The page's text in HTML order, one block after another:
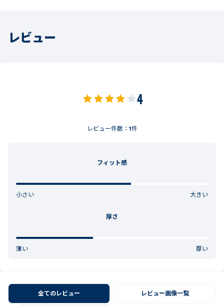
レビュー
4
レビュー件数： 1件
フィット感
小さい 大きい
厚さ
薄い 厚い
全てのレビュー レビュー画像一覧